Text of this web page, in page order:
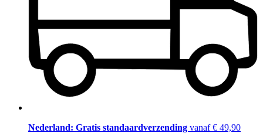
Nederland: Gratis standaardverzending vanaf € 49,90